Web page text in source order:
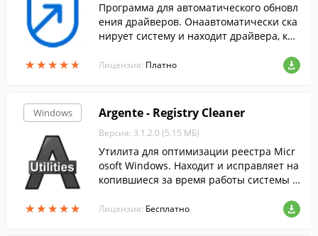
★★★★★
★★★★★
Программа для автоматического обновл
ения драйверов. Онаавтоматически ска
нирует систему и находит драйвера, кот
Лицензия: Платно
Windows
★★★★★
★★★★★
Argente - Registry Cleaner
Версия: 3.1.2.0 (5.15 МБ)
Утилита для оптимизации реестра Micr
osoft Windows. Находит и исправляет на
копившиеся за время работы системы о
Лицензия: Бесплатно